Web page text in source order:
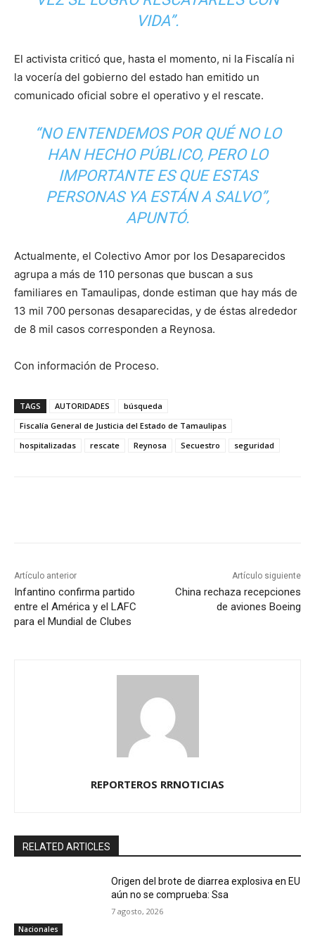
VIDA”.
El activista criticó que, hasta el momento, ni la Fiscalía ni
la vocería del gobierno del estado han emitido un
comunicado oficial sobre el operativo y el rescate.
“NO ENTENDEMOS POR QUÉ NO LO
HAN HECHO PÚBLICO, PERO LO
IMPORTANTE ES QUE ESTAS
PERSONAS YA ESTÁN A SALVO”,
APUNTÓ.
Actualmente, el Colectivo Amor por los Desaparecidos
agrupa a más de 110 personas que buscan a sus
familiares en Tamaulipas, donde estiman que hay más de
13 mil 700 personas desaparecidas, y de éstas alrededor
de 8 mil casos corresponden a Reynosa.
Con información de Proceso.
TAGS AUTORIDADES
búsqueda
Fiscalía General de Justicia del Estado de Tamaulipas
hospitalizadas
rescate Reynosa Secuestro seguridad
Artículo anterior
Infantino confirma partido
entre el América y el LAFC
para el Mundial de Clubes
Artículo siguiente
China rechaza recepciones
de aviones Boeing
REPORTEROS RRNOTICIAS
RELATED ARTICLES
Nacionales
Origen del brote de diarrea explosiva en EU
aún no se comprueba: Ssa
7 agosto, 2026